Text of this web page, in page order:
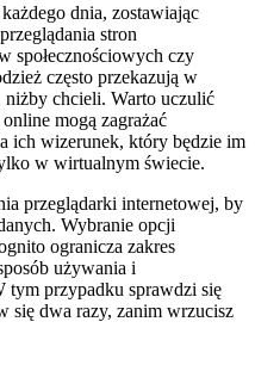
dnia, zostawiając
stron
społecznościowych czy
często przekazują w
chcieli. Warto uczulić
mogą zagrażać
ich wizerunek, który będzie im
w wirtualnym świecie.
przeglądarki internetowej, by
Wybranie opcji
ogranicza zakres
używania i
przypadku sprawdzi się
się dwa razy, zanim wrzucisz